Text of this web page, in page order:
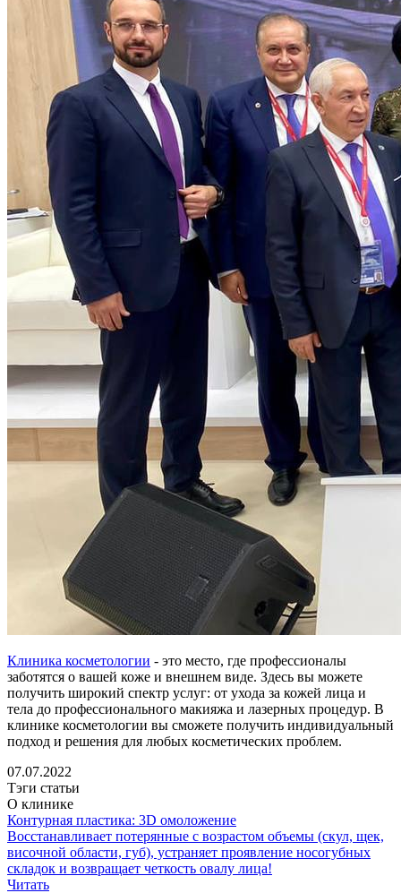
Клиника косметологии - это место, где профессионалы
заботятся о вашей коже и внешнем виде. Здесь вы можете
получить широкий спектр услуг: от ухода за кожей лица и
тела до профессионального макияжа и лазерных процедур. В
клинике косметологии вы сможете получить индивидуальный
подход и решения для любых косметических проблем.
07.07.2022
Тэги статьи
О клинике
Контурная пластика: 3D омоложение
Восстанавливает потерянные с возрастом объемы (скул, щек,
височной области, губ), устраняет проявление носогубных
складок и возвращает четкость овалу лица!
Читать